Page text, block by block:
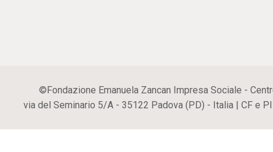
©Fondazione Emanuela Zancan Impresa Sociale -
via del Seminario 5/A - 35122 Padova (PD) - Italia | CF e